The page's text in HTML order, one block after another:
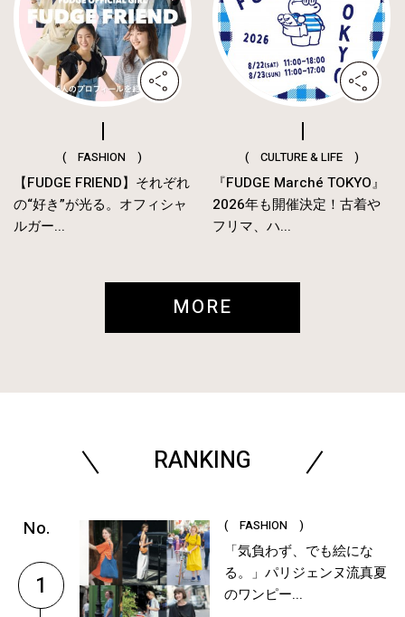
( FASHION )
【FUDGE FRIEND】それぞれ
の“好き”が光る。オフィシャ
ルガー...
( CULTURE & LIFE )
『FUDGE Marché TOKYO』
2026年も開催決定！古着や
フリマ、ハ...
MORE
RANKING
1
( FASHION )
「気負わず、でも絵にな
る。」パリジェンヌ流真夏
のワンピー...